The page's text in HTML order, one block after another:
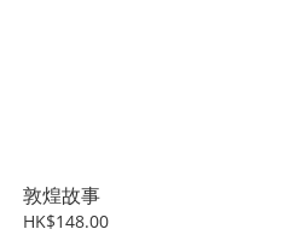
敦煌故事
HK$148.00